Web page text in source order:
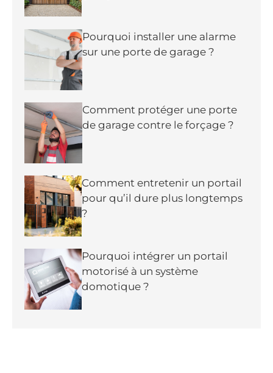
Pourquoi installer une alarme
sur une porte de garage ?
Comment protéger une porte
de garage contre le forçage ?
Comment entretenir un portail
pour qu’il dure plus longtemps
?
Pourquoi intégrer un portail
motorisé à un système
domotique ?